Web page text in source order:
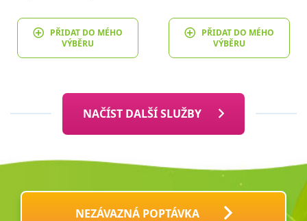
PŘIDAT DO MÉHO
VÝBĚRU
PŘIDAT DO MÉHO
VÝBĚRU
NAČÍST DALŠÍ SLUŽBY
NEZÁVAZNÁ POPTÁVKA